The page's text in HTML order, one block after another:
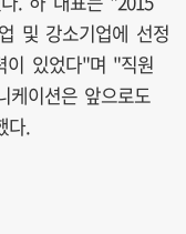
및 강소기업에 선정
이 있었다"며 "직원
케이션은 앞으로도
다.